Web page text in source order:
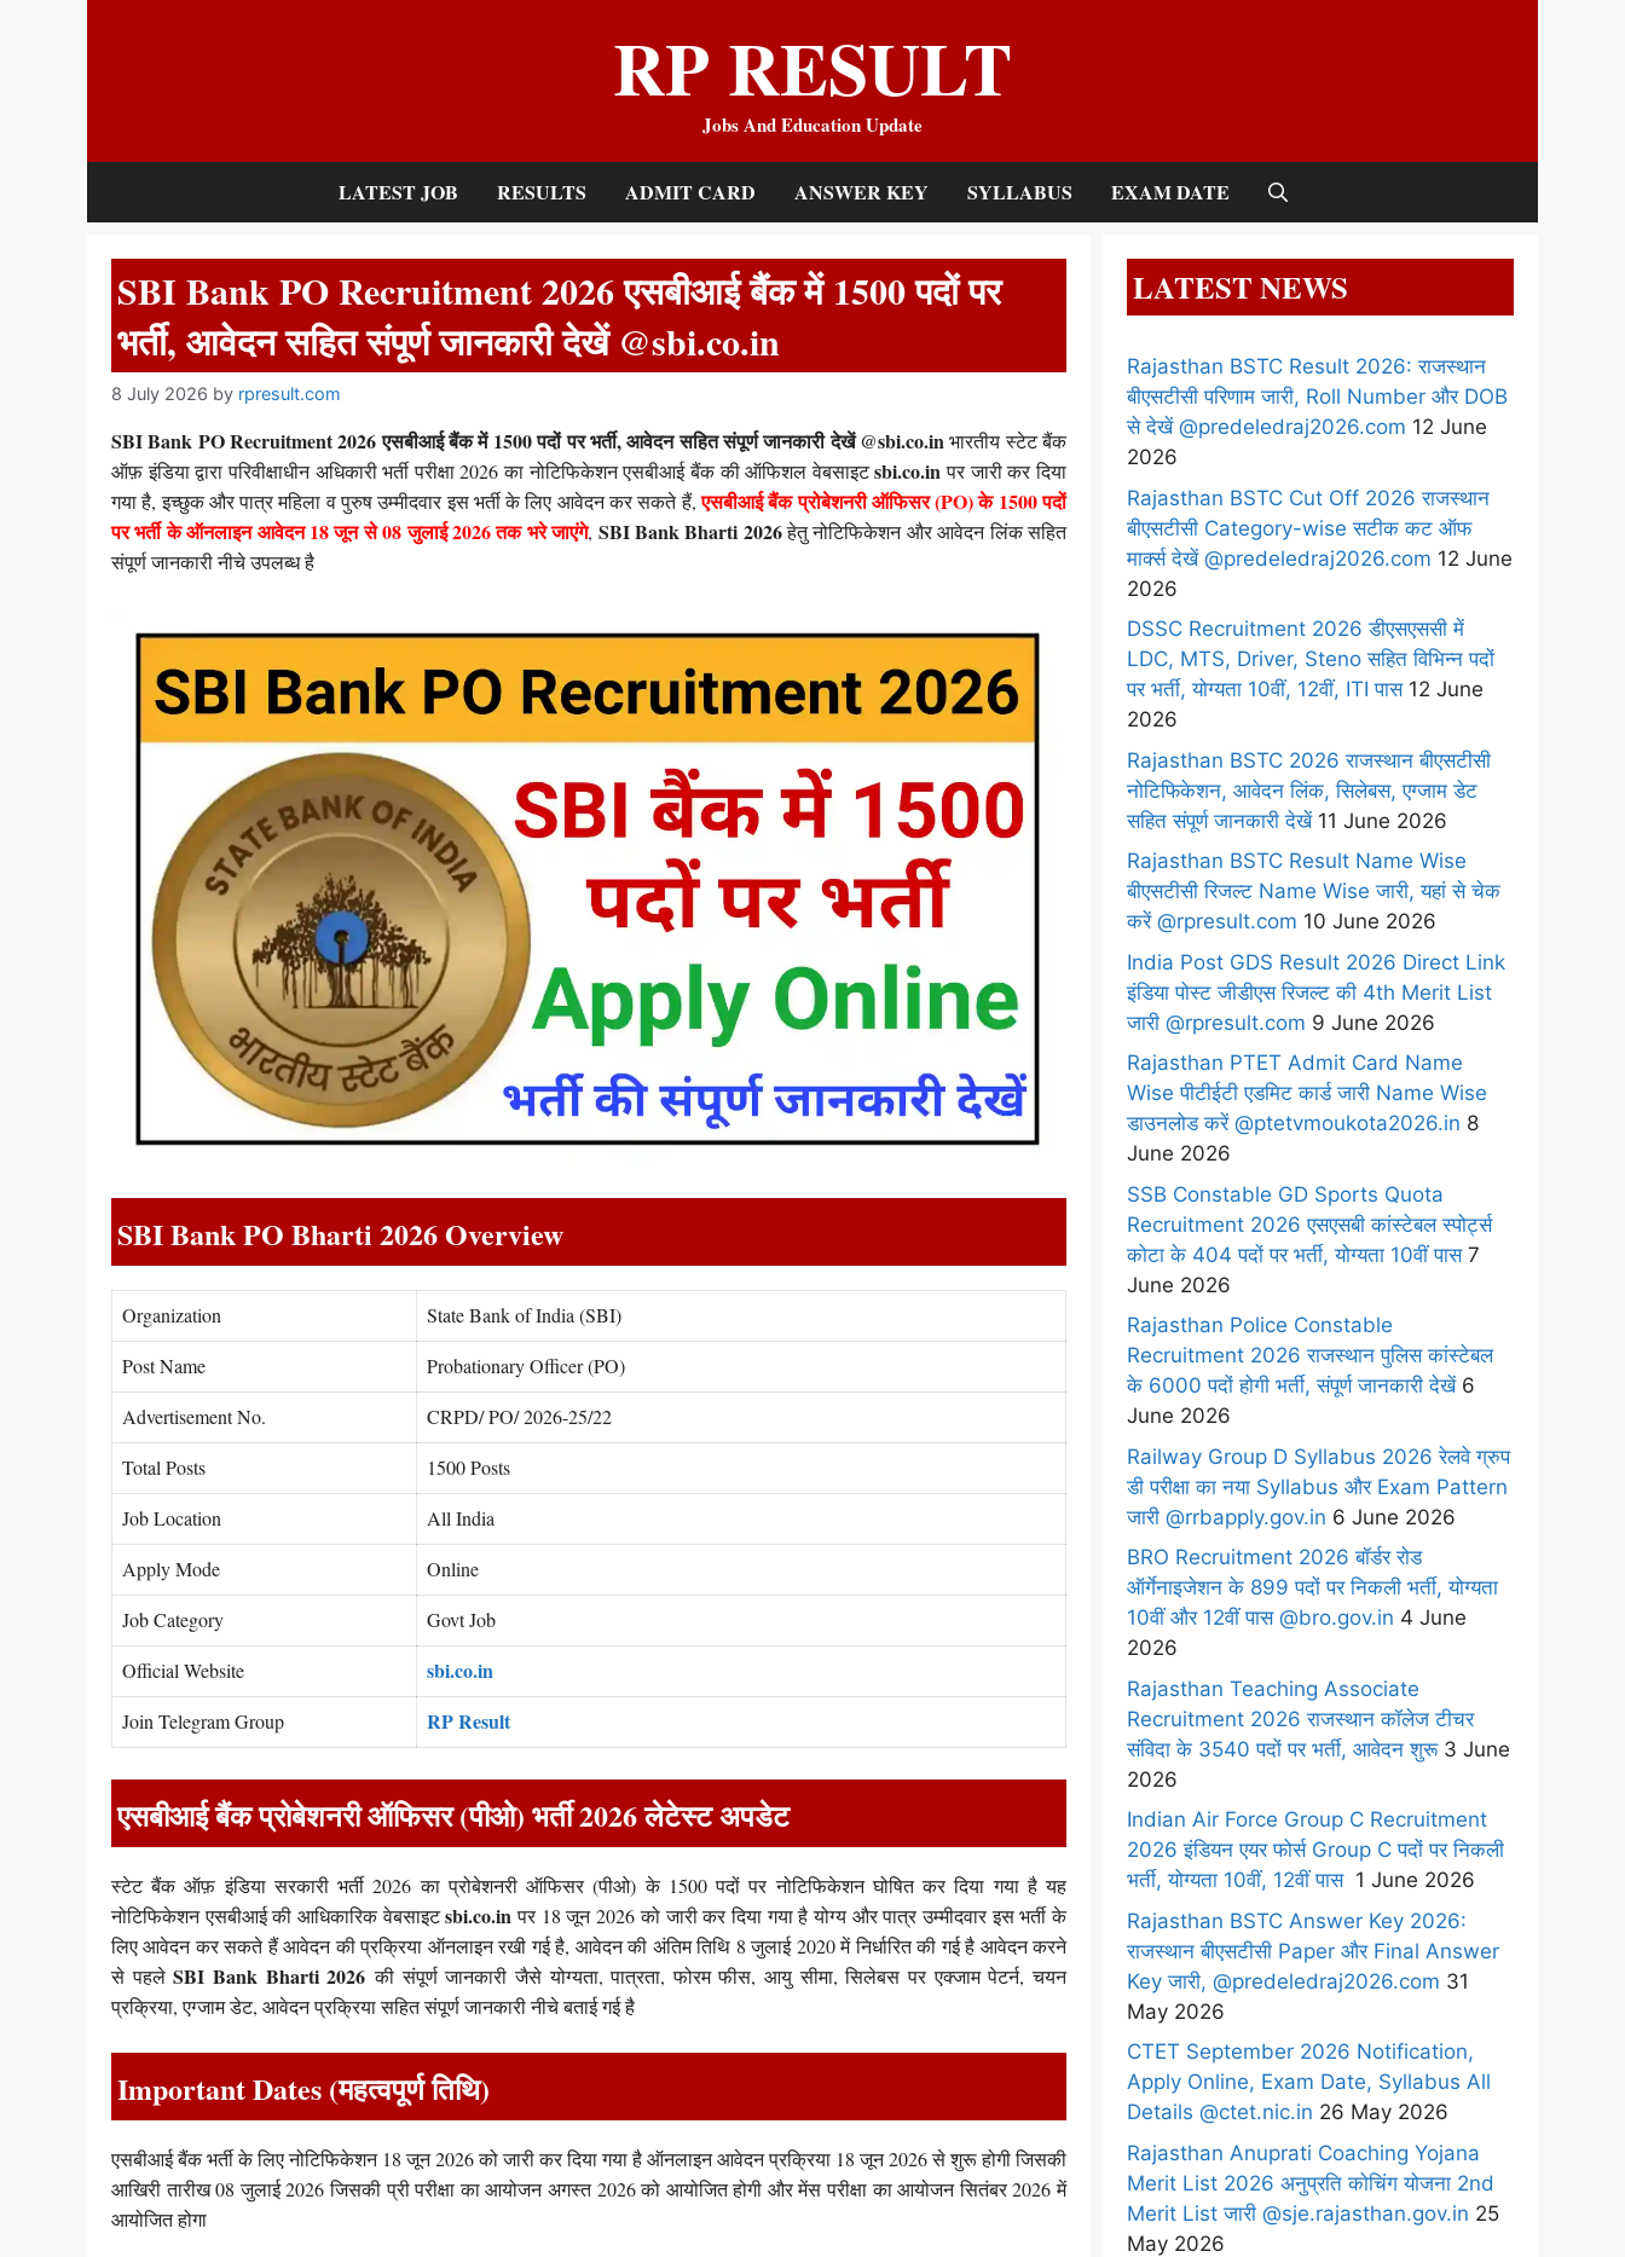
RP RESULT
Jobs And Education Update
LATEST JOB RESULTS ADMIT CARD ANSWER KEY SYLLABUS EXAM DATE
SBI Bank PO Recruitment 2026 एसबीआई बैंक में 1500 पदों पर
भर्ती, आवेदन सहित संपूर्ण जानकारी देखें @sbi.co.in
8 July 2026 by rpresult.com
SBI Bank PO Recruitment 2026 एसबीआई बैंक में 1500 पदों पर भर्ती, आवेदन सहित संपूर्ण जानकारी देखें @sbi.co.inभारतीय स्टेट बैंक
ऑफ़ इंडिया द्वारा परिवीक्षाधीन अधिकारी भर्ती परीक्षा 2026 का नोटिफिकेशन एसबीआई बैंक की ऑफिशल वेबसाइटsbi.co.inपर जारी कर दिया
गया है, इच्छुक और पात्र महिला व पुरुष उम्मीदवार इस भर्ती के लिए आवेदन कर सकते हैं,एसबीआई बैंक प्रोबेशनरी ऑफिसर (PO) के 1500 पदों
पर भर्ती के ऑनलाइन आवेदन 18 जून से 08 जुलाई 2026 तक भरे जाएंगे, SBI Bank Bharti 2026हेतु नोटिफिकेशन और आवेदन लिंक सहित
संपूर्ण जानकारी नीचे उपलब्ध है
SBI Bank PO Bharti 2026 Overview
Organization
State Bank of India (SBI)
Post Name
Probationary Officer (PO)
Advertisement No.
CRPD/ PO/ 2026-25/22
Total Posts
1500 Posts
Job Location
All India
Apply Mode
Online
Job Category
Govt Job
Official Website
sbi.co.in
Join Telegram Group RP Result
एसबीआई बैंक प्रोबेशनरी ऑफिसर (पीओ) भर्ती 2026 लेटेस्ट अपडेट
स्टेट बैंक ऑफ़ इंडिया सरकारी भर्ती 2026 का प्रोबेशनरी ऑफिसर (पीओ) के 1500 पदों पर नोटिफिकेशन घोषित कर दिया गया है यह
नोटिफिकेशन एसबीआई की आधिकारिक वेबसाइटsbi.co.inपर 18 जून 2026 को जारी कर दिया गया है योग्य और पात्र उम्मीदवार इस भर्ती के
लिए आवेदन कर सकते हैं आवेदन की प्रक्रिया ऑनलाइन रखी गई है, आवेदन की अंतिम तिथि 8 जुलाई 2020 में निर्धारित की गई है आवेदन करने
से पहलेSBI Bank Bharti 2026 की संपूर्ण जानकारी जैसे योग्यता, पात्रता, फोरम फीस, आयु सीमा, सिलेबस पर एक्जाम पेटर्न, चयन
प्रक्रिया, एग्जाम डेट, आवेदन प्रक्रिया सहित संपूर्ण जानकारी नीचे बताई गई है
Important Dates (महत्वपूर्ण तिथि)
एसबीआई बैंक भर्ती के लिए नोटिफिकेशन 18 जून 2026 को जारी कर दिया गया है ऑनलाइन आवेदन प्रक्रिया 18 जून 2026 से शुरू होगी जिसकी
आखिरी तारीख 08 जुलाई 2026 जिसकी प्री परीक्षा का आयोजन अगस्त 2026 को आयोजित होगी और मेंस परीक्षा का आयोजन सितंबर 2026 में
आयोजित होगा
LATEST NEWS
Rajasthan BSTC Result 2026: राजस्थान
बीएसटीसी परिणाम जारी, Roll Number और DOB
से देखें @predeledraj2026.com 12 June
2026
Rajasthan BSTC Cut Off 2026 राजस्थान
बीएसटीसी Category-wise सटीक कट ऑफ
मार्क्स देखें @predeledraj2026.com 12 June
2026
DSSC Recruitment 2026 डीएसएससी में
LDC, MTS, Driver, Steno सहित विभिन्न पदों
पर भर्ती, योग्यता 10वीं, 12वीं, ITI पास12 June
2026
Rajasthan BSTC 2026 राजस्थान बीएसटीसी
नोटिफिकेशन, आवेदन लिंक, सिलेबस, एग्जाम डेट
सहित संपूर्ण जानकारी देखें11 June 2026
Rajasthan BSTC Result Name Wise
बीएसटीसी रिजल्ट Name Wise जारी, यहां से चेक
करें @rpresult.com 10 June 2026
India Post GDS Result 2026 Direct Link
इंडिया पोस्ट जीडीएस रिजल्ट की 4th Merit List
जारी @rpresult.com 9 June 2026
Rajasthan PTET Admit Card Name
Wise पीटीईटी एडमिट कार्ड जारी Name Wise
डाउनलोड करें @ptetvmoukota2026.in 8
June 2026
SSB Constable GD Sports Quota
Recruitment 2026 एसएसबी कांस्टेबल स्पोर्ट्स
कोटा के 404 पदों पर भर्ती, योग्यता 10वीं पास7
June 2026
Rajasthan Police Constable
Recruitment 2026 राजस्थान पुलिस कांस्टेबल
के 6000 पदों होगी भर्ती, संपूर्ण जानकारी देखें6
June 2026
Railway Group D Syllabus 2026 रेलवे ग्रुप
डी परीक्षा का नया Syllabus और Exam Pattern
जारी @rrbapply.gov.in 6 June 2026
BRO Recruitment 2026 बॉर्डर रोड
ऑर्गेनाइजेशन के 899 पदों पर निकली भर्ती, योग्यता
10वीं और 12वीं पास @bro.gov.in 4 June
2026
Rajasthan Teaching Associate
Recruitment 2026 राजस्थान कॉलेज टीचर
संविदा के 3540 पदों पर भर्ती, आवेदन शुरू3 June
2026
Indian Air Force Group C Recruitment
2026 इंडियन एयर फोर्स Group C पदों पर निकली
भर्ती, योग्यता 10वीं, 12वीं पास 1 June 2026
Rajasthan BSTC Answer Key 2026:
राजस्थान बीएसटीसी Paper और Final Answer
Key जारी, @predeledraj2026.com 31
May 2026
CTET September 2026 Notification,
Apply Online, Exam Date, Syllabus All
Details @ctet.nic.in 26 May 2026
Rajasthan Anuprati Coaching Yojana
Merit List 2026 अनुप्रति कोचिंग योजना 2nd
Merit List जारी @sje.rajasthan.gov.in 25
May 2026